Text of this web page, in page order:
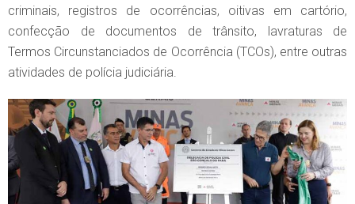
criminais, registros de ocorrências, oitivas em cartório,
confecção de documentos de trânsito, lavraturas de
Termos Circunstanciados de Ocorrência (TCOs), entre outras
atividades de polícia judiciária.